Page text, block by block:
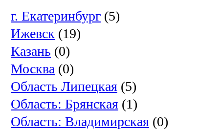
г. Екатеринбург (5)
Ижевск (19)
Казань (0)
Москва (0)
Область Липецкая (5)
Область: Брянская (1)
Область: Владимирская (0)